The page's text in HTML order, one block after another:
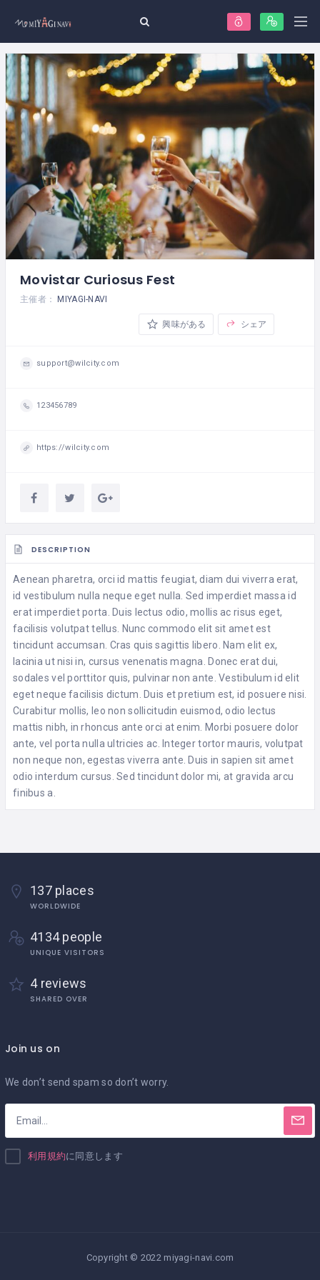
Movistar Curiosus Fest
主催者： MIYAGI-NAVI
興味がある シェア
support@wilcity.com
123456789
https://wilcity.com
DESCRIPTION
Aenean pharetra, orci id mattis feugiat, diam dui viverra erat,
id vestibulum nulla neque eget nulla. Sed imperdiet massa id
erat imperdiet porta. Duis lectus odio, mollis ac risus eget,
facilisis volutpat tellus. Nunc commodo elit sit amet est
tincidunt accumsan. Cras quis sagittis libero. Nam elit ex,
lacinia ut nisi in, cursus venenatis magna. Donec erat dui,
sodales vel porttitor quis, pulvinar non ante. Vestibulum id elit
eget neque facilisis dictum. Duis et pretium est, id posuere nisi.
Curabitur mollis, leo non sollicitudin euismod, odio lectus
mattis nibh, in rhoncus ante orci at enim. Morbi posuere dolor
ante, vel porta nulla ultricies ac. Integer tortor mauris, volutpat
non neque non, egestas viverra ante. Duis in sapien sit amet
odio interdum cursus. Sed tincidunt dolor mi, at gravida arcu
finibus a.
137 places
WORLDWIDE
4134 people
UNIQUE VISITORS
4 reviews
SHARED OVER
Join us on
We don’t send spam so don’t worry.
利用規約に同意します
Copyright © 2022 miyagi-navi.com